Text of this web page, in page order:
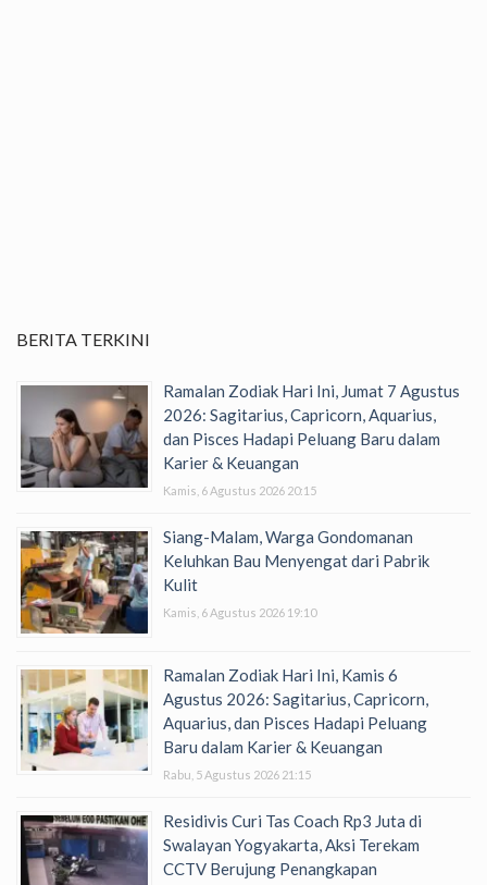
BERITA TERKINI
Ramalan Zodiak Hari Ini, Jumat 7 Agustus
2026: Sagitarius, Capricorn, Aquarius,
dan Pisces Hadapi Peluang Baru dalam
Karier & Keuangan
Kamis, 6 Agustus 2026 20:15
Siang-Malam, Warga Gondomanan
Keluhkan Bau Menyengat dari Pabrik
Kulit
Kamis, 6 Agustus 2026 19:10
Ramalan Zodiak Hari Ini, Kamis 6
Agustus 2026: Sagitarius, Capricorn,
Aquarius, dan Pisces Hadapi Peluang
Baru dalam Karier & Keuangan
Rabu, 5 Agustus 2026 21:15
Residivis Curi Tas Coach Rp3 Juta di
Swalayan Yogyakarta, Aksi Terekam
CCTV Berujung Penangkapan